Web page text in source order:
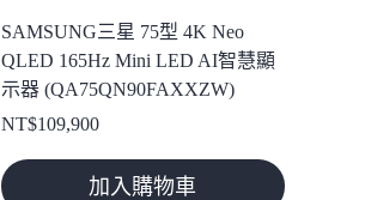
SAMSUNG三星 75型 4K Neo
QLED 165Hz Mini LED AI智慧顯
示器 (QA75QN90FAXXZW)
NT$109,900
加入購物車